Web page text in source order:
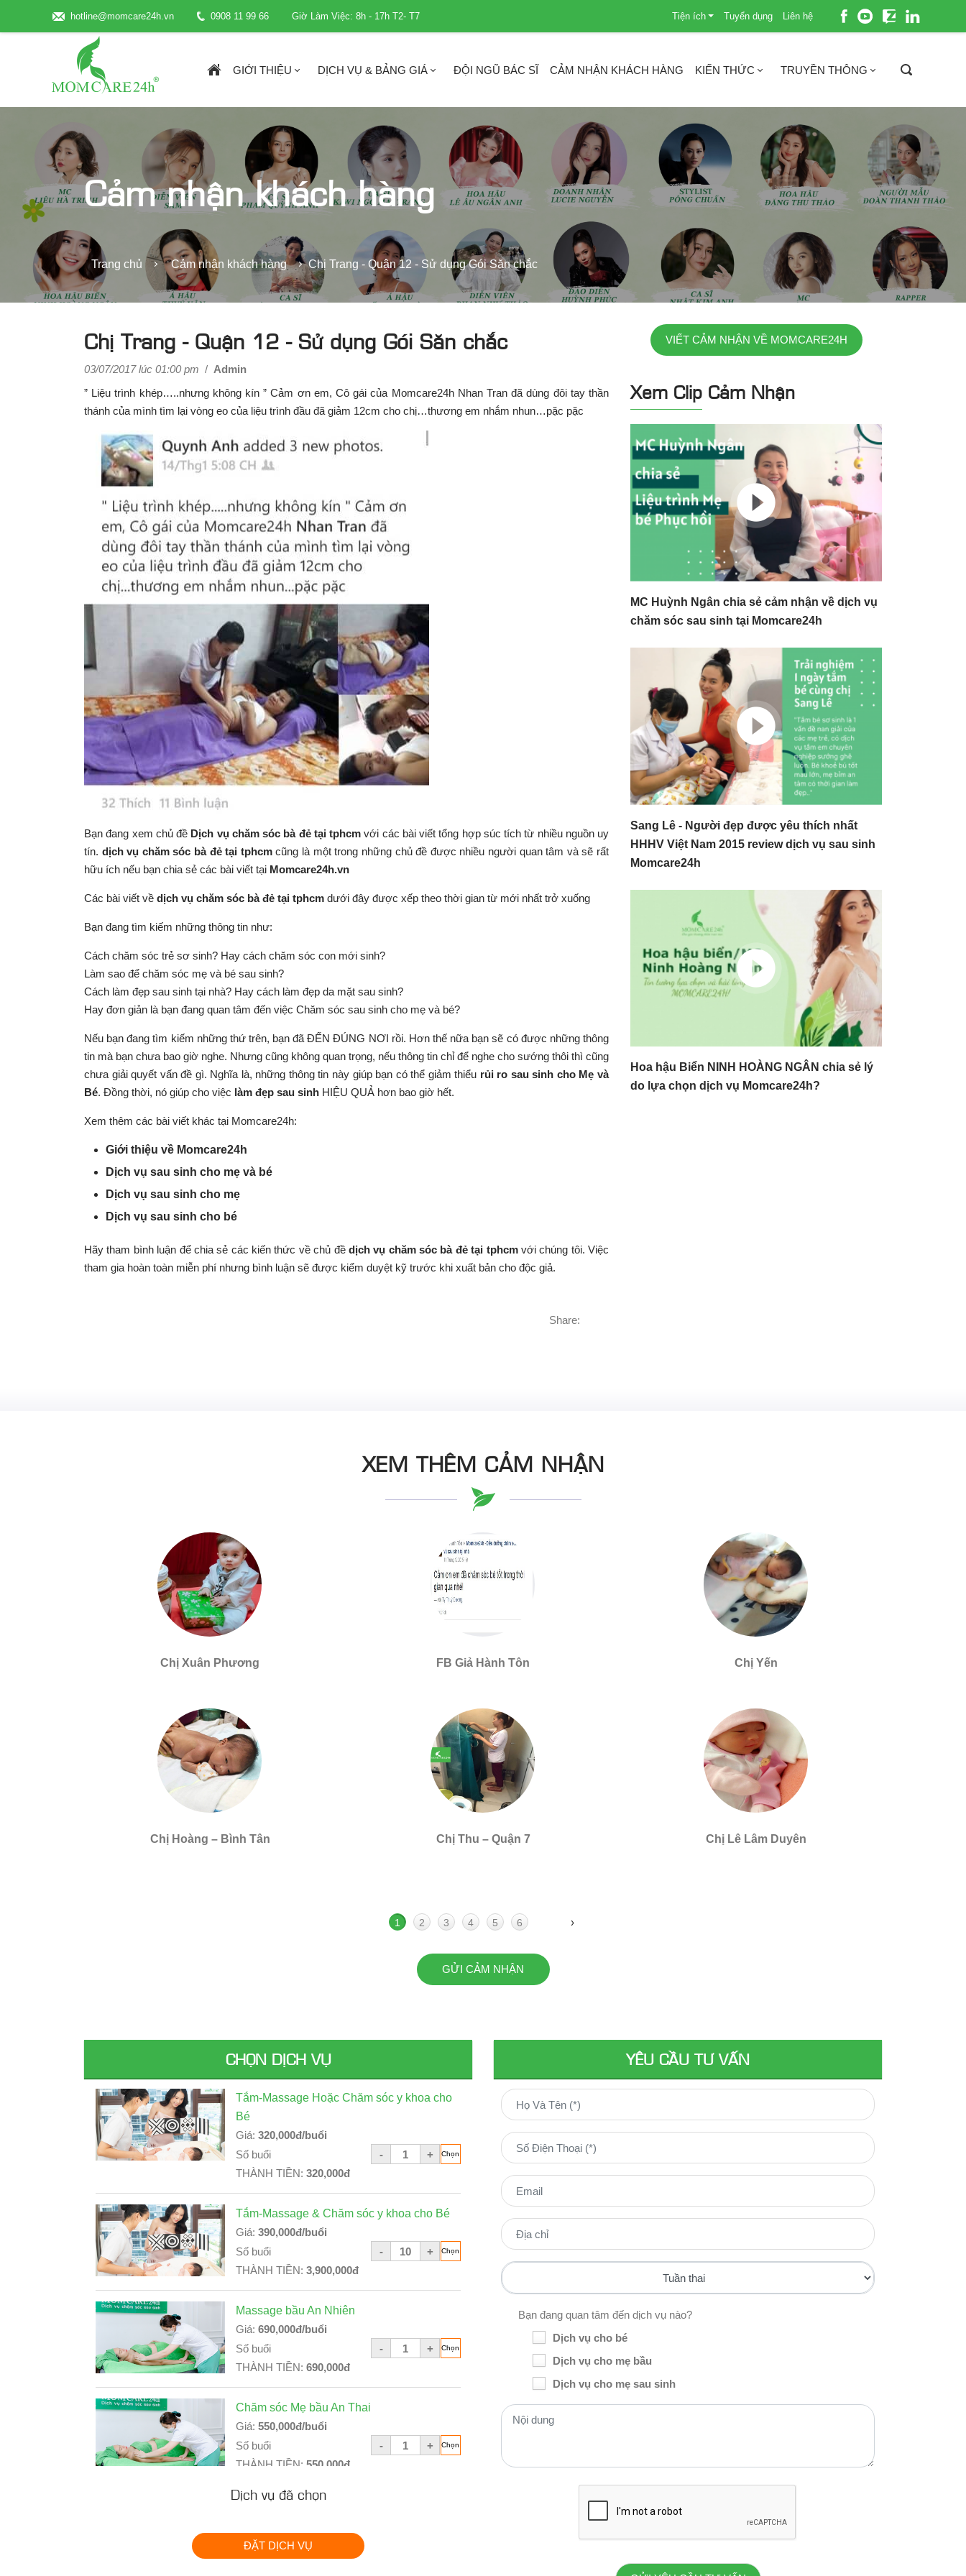
hotline@momcare24h.vn 0908 11 99 66 Giờ Làm Việc: 8h - 17h T2- T7 Tiện ích Tuyển dụng Liên hệ
GIỚI THIỆU DỊCH VỤ & BẢNG GIÁ ĐỘI NGŨ BÁC SĨ CẢM NHẬN KHÁCH HÀNG KIẾN THỨC TRUYỀN THÔNG
Cảm nhận khách hàng
Trang chủ Cảm nhận khách hàng Chị Trang - Quận 12 - Sử dụng Gói Săn chắc
Chị Trang - Quận 12 - Sử dụng Gói Săn chắc
03/07/2017 lúc 01:00 pm / Admin
” Liệu trình khép…..nhưng không kín ” Cảm ơn em, Cô gái của Momcare24h Nhan Tran đã dùng đôi tay thần
thánh của mình tìm lại vòng eo của liệu trình đầu đã giảm 12cm cho chị…thương em nhắm nhun…pặc pặc
Bạn đang xem chủ đề Dịch vụ chăm sóc bà đẻ tại tphcm với các bài viết tổng hợp súc tích từ nhiều nguồn uy
tín. dịch vụ chăm sóc bà đẻ tại tphcmcũng là một trong những chủ đề được nhiều người quan tâm và sẽ rất
hữu ích nếu bạn chia sẻ các bài viết tại Momcare24h.vn
Các bài viết về dịch vụ chăm sóc bà đẻ tại tphcm dưới đây được xếp theo thời gian từ mới nhất trở xuống
Bạn đang tìm kiếm những thông tin như:
Cách chăm sóc trẻ sơ sinh? Hay cách chăm sóc con mới sinh?
Làm sao để chăm sóc mẹ và bé sau sinh?
Cách làm đẹp sau sinh tại nhà? Hay cách làm đẹp da mặt sau sinh?
Hay đơn giản là bạn đang quan tâm đến việc Chăm sóc sau sinh cho mẹ và bé?
Nếu bạn đang tìm kiếm những thứ trên, bạn đã ĐẾN ĐÚNG NƠI rồi. Hơn thế nữa bạn sẽ có được những thông
tin mà bạn chưa bao giờ nghe. Nhưng cũng không quan trọng, nếu thông tin chỉ để nghe cho sướng thôi thì cũng
chưa giải quyết vấn đề gì. Nghĩa là, những thông tin này giúp bạn có thể giảm thiểu rủi ro sau sinh cho Mẹ và
Bé. Đồng thời, nó giúp cho việc làm đẹp sau sinh HIỆU QUẢ hơn bao giờ hết.
Xem thêm các bài viết khác tại Momcare24h:
Giới thiệu về Momcare24h
Dịch vụ sau sinh cho mẹ và bé
Dịch vụ sau sinh cho mẹ
Dịch vụ sau sinh cho bé
Hãy tham bình luận để chia sẻ các kiến thức về chủ đề dịch vụ chăm sóc bà đẻ tại tphcm với chúng tôi. Việc
tham gia hoàn toàn miễn phí nhưng bình luận sẽ được kiểm duyệt kỹ trước khi xuất bản cho độc giả.
Share:
VIẾT CẢM NHẬN VỀ MOMCARE24H
Xem Clip Cảm Nhận
MC Huỳnh Ngân chia sẻ cảm nhận về dịch vụ
chăm sóc sau sinh tại Momcare24h
Sang Lê - Người đẹp được yêu thích nhất
HHHV Việt Nam 2015 review dịch vụ sau sinh
Momcare24h
Hoa hậu Biển NINH HOÀNG NGÂN chia sẻ lý
do lựa chọn dịch vụ Momcare24h?
XEM THÊM CẢM NHẬN
Chị Xuân Phương FB Giả Hành Tôn Chị Yến
Chị Hoàng – Bình Tân Chị Thu – Quận 7 Chị Lê Lâm Duyên
1 2 3 4 5 6 ›
GỬI CẢM NHẬN
CHỌN DỊCH VỤ
Tắm-Massage Hoặc Chăm sóc y khoa cho
Bé
Giá: 320,000đ/buổi
Số buổi
-
+
THÀNH TIỀN: 320,000đ
Tắm-Massage & Chăm sóc y khoa cho Bé
Giá: 390,000đ/buổi
Số buổi
-
+
THÀNH TIỀN: 3,900,000đ
Massage bầu An Nhiên
Giá: 690,000đ/buổi
Số buổi
-
+
THÀNH TIỀN: 690,000đ
Chăm sóc Mẹ bầu An Thai
Giá: 550,000đ/buổi
Số buổi
-
+
THÀNH TIỀN: 550,000đ
Đo tim thai tại nhà
Số buổi
THÀNH TIỀN: 500,000đ
Dịch vụ đã chọn
ĐẶT DỊCH VỤ
YÊU CẦU TƯ VẤN
Bạn đang quan tâm đến dịch vụ nào?
Dịch vụ cho bé
Dịch vụ cho mẹ bầu
Dịch vụ cho mẹ sau sinh